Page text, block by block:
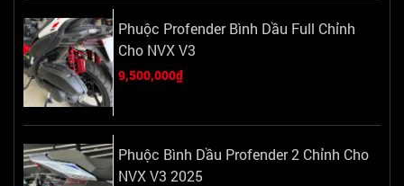
Phuộc Profender Bình Dầu Full Chỉnh
Cho NVX V3
9,500,000₫
Phuộc Bình Dầu Profender 2 Chỉnh Cho
NVX V3 2025